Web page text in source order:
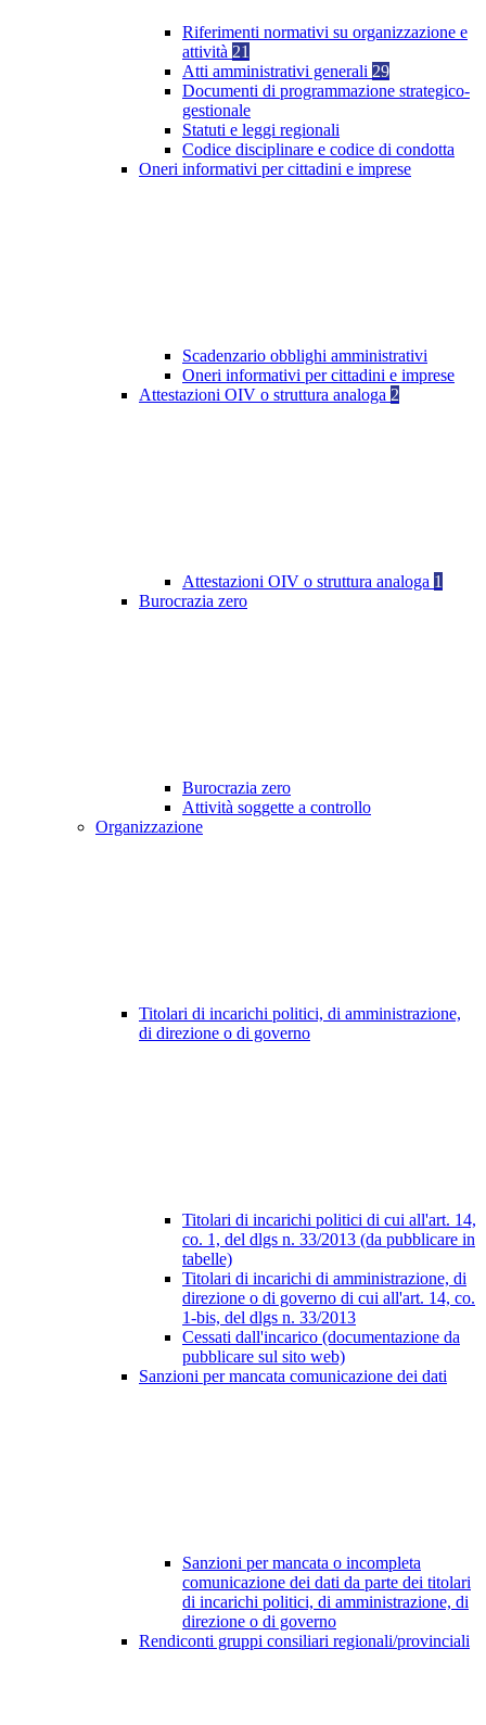
Riferimenti normativi su organizzazione e
attività 21
Atti amministrativi generali 29
Documenti di programmazione strategico-
gestionale
Statuti e leggi regionali
Codice disciplinare e codice di condotta
Oneri informativi per cittadini e imprese
Scadenzario obblighi amministrativi
Oneri informativi per cittadini e imprese
Attestazioni OIV o struttura analoga 2
Attestazioni OIV o struttura analoga 1
Burocrazia zero
Burocrazia zero
Attività soggette a controllo
Organizzazione
Titolari di incarichi politici, di amministrazione,
di direzione o di governo
Titolari di incarichi politici di cui all'art. 14,
co. 1, del dlgs n. 33/2013 (da pubblicare in
tabelle)
Titolari di incarichi di amministrazione, di
direzione o di governo di cui all'art. 14, co.
1-bis, del dlgs n. 33/2013
Cessati dall'incarico (documentazione da
pubblicare sul sito web)
Sanzioni per mancata comunicazione dei dati
Sanzioni per mancata o incompleta
comunicazione dei dati da parte dei titolari
di incarichi politici, di amministrazione, di
direzione o di governo
Rendiconti gruppi consiliari regionali/provinciali